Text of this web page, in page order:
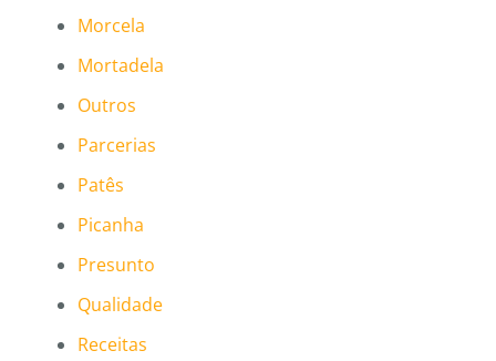
Morcela
Mortadela
Outros
Parcerias
Patês
Picanha
Presunto
Qualidade
Receitas